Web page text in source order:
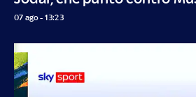
07 ago - 13:23